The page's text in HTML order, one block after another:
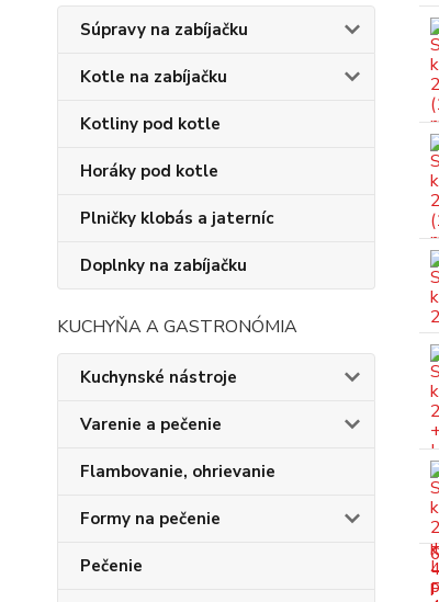
Súpravy na zabíjačku
Kotle na zabíjačku
Kotliny pod kotle
Horáky pod kotle
Plničky klobás a jaterníc
Doplnky na zabíjačku
KUCHYŇA A GASTRONÓMIA
Kuchynské nástroje
Varenie a pečenie
Flambovanie, ohrievanie
Formy na pečenie
Pečenie